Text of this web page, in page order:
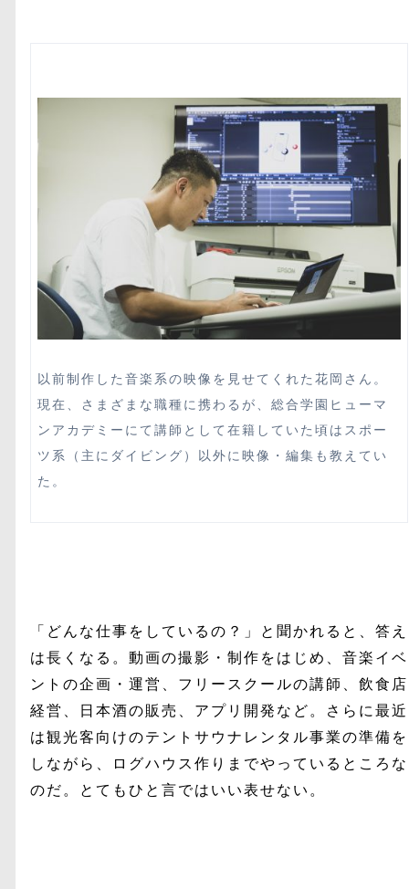
以前制作した音楽系の映像を見せてくれた花岡さん。
現在、さまざまな職種に携わるが、総合学園ヒューマ
ンアカデミーにて講師として在籍していた頃はスポー
ツ系（主にダイビング）以外に映像・編集も教えてい
た。
「どんな仕事をしているの？」と聞かれると、答え
は長くなる。動画の撮影・制作をはじめ、音楽イベ
ントの企画・運営、フリースクールの講師、飲食店
経営、日本酒の販売、アプリ開発など。さらに最近
は観光客向けのテントサウナレンタル事業の準備を
しながら、ログハウス作りまでやっているところな
のだ。とてもひと言ではいい表せない。